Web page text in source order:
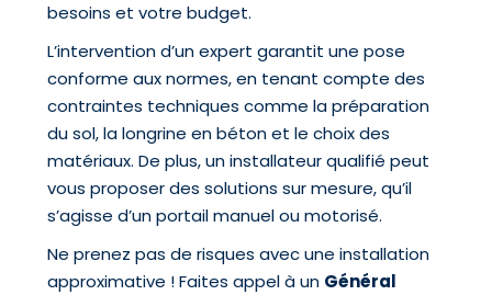
besoins et votre budget.
L’intervention d’un expert garantit une pose
conforme aux normes, en tenant compte des
contraintes techniques comme la préparation
du sol, la longrine en béton et le choix des
matériaux. De plus, un installateur qualifié peut
vous proposer des solutions sur mesure, qu’il
s’agisse d’un portail manuel ou motorisé.
Ne prenez pas de risques avec une installation
approximative ! Faites appel à un Général